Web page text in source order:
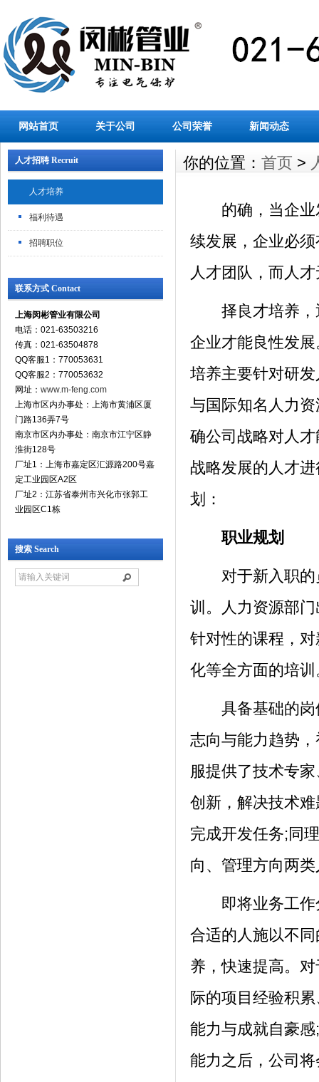
网站首页 关于公司 公司荣誉 新闻动态
人才招聘 Recruit
人才培养
福利待遇
招聘职位
联系方式 Contact
上海闵彬管业有限公司
电话：021-63503216
传真：021-63504878
QQ客服1：770053631
QQ客服2：770053632
网址： www.m-feng.com
上海市区内办事处：上海市黄浦区厦
门路136弄7号
南京市区内办事处：南京市江宁区静
淮街128号
厂址1：上海市嘉定区汇源路200号嘉
定工业园区A2区
厂址2：江苏省泰州市兴化市张郭工
业园区C1栋
搜索 Search
你的位置： 首页 >
的确，当企业
续发展，企业必
人才团队，而人
择良才培养，
企业才能良性发
培养主要针对研
与国际知名人力
确公司战略对人
战略发展的人才
划：
职业规划
对于新入职的
训。人力资源部
针对性的课程，
化等全方面的培训
具备基础的岗
志向与能力趋势
服提供了技术专
创新，解决技术
完成开发任务;同
向、管理方向两
即将业务工作
合适的人施以不
养，快速提高。
际的项目经验积
能力与成就自豪
能力之后，公司